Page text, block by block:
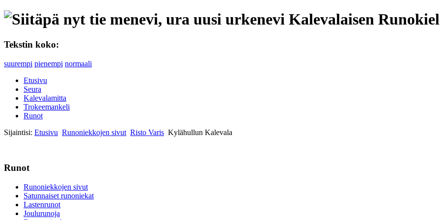
Kalevalaisen
Tekstin koko:
suurempi pienempi normaali
Etusivu
Seura
Kalevalamitta
Trokeemankeli
Runot
Sijaintisi: Etusivu Runoniekkojen sivut Risto Varis Kylähullun Kalevala
Runot
Runoniekkojen sivut
Satunnaiset runoniekat
Lastenrunot
Joulurunoja